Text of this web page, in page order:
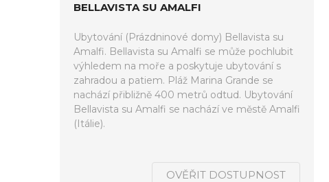
BELLAVISTA SU AMALFI
Ubytování (Prázdninové domy) Bellavista su
Amalfi. Bellavista su Amalfi se může pochlubit
výhledem na moře a poskytuje ubytování s
zahradou a patiem. Pláž Marina Grande se
nachází přibližně 400 metrů odtud. Ubytování
Bellavista su Amalfi se nachází ve městě Amalfi
(Itálie).
OVĚŘIT DOSTUPNOST